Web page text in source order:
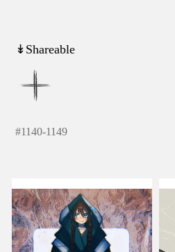
↡Shareable
#1140-1149